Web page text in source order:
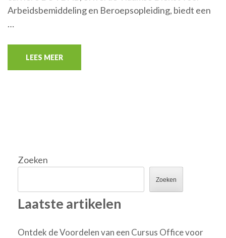
Arbeidsbemiddeling en Beroepsopleiding, biedt een
…
LEES MEER
Zoeken
Zoeken
Laatste artikelen
Ontdek de Voordelen van een Cursus Office voor